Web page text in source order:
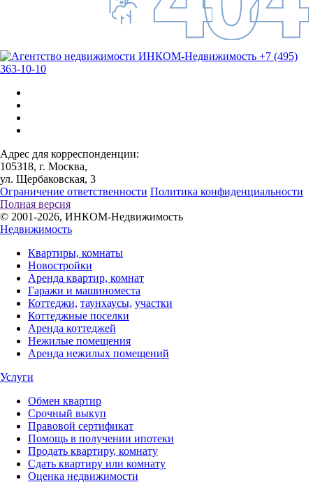
+7 (495)
363-10-10
Адрес для корреспонденции:
105318, г. Москва,
ул. Щербаковская, 3
Ограничение ответственности Политика конфиденциальности
Полная версия
© 2001-2026, ИНКОМ-Недвижимость
Недвижимость
Квартиры, комнаты
Новостройки
Аренда квартир, комнат
Гаражи и машиноместа
Коттеджи, таунхаусы, участки
Коттеджные поселки
Аренда коттеджей
Нежилые помещения
Аренда нежилых помещений
Услуги
Обмен квартир
Срочный выкуп
Правовой сертификат
Помощь в получении ипотеки
Продать квартиру, комнату
Сдать квартиру или комнату
Оценка недвижимости